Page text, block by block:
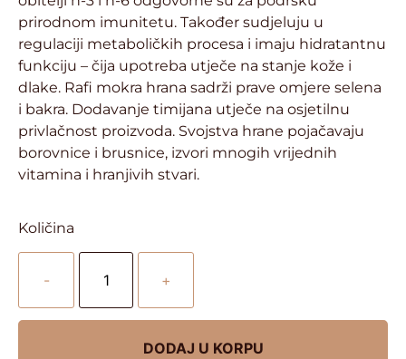
prirodnom imunitetu. Također sudjeluju u
regulaciji metaboličkih procesa i imaju hidratantnu
funkciju – čija upotreba utječe na stanje kože i
dlake. Rafi mokra hrana sadrži prave omjere selena
i bakra. Dodavanje timijana utječe na osjetilnu
privlačnost proizvoda. Svojstva hrane pojačavaju
borovnice i brusnice, izvori mnogih vrijednih
vitamina i hranjivih stvari.
Količina
- +
DODAJ U KORPU